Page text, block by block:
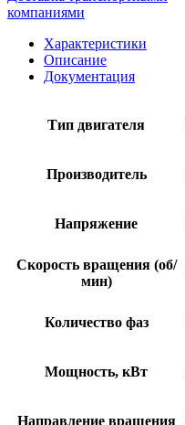
компаниями
Характеристики
Описание
Документация
Тип двигателя
Производитель
Напряжение
Скорость вращения (об/
мин)
Количество фаз
Мощность, кВт
Направление вращения